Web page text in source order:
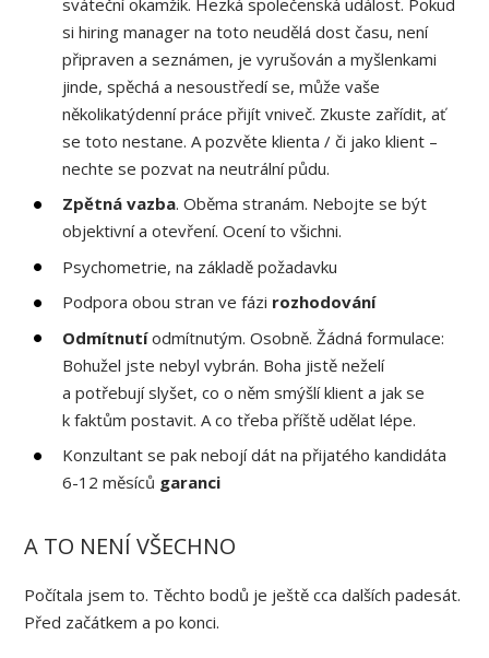
si hiring manager na toto neudělá dost času, není
připraven a seznámen, je vyrušován a myšlenkami
jinde, spěchá a nesoustředí se, může vaše
několikatýdenní práce přijít vniveč. Zkuste zařídit, ať
se toto nestane. A pozvěte klienta / či jako klient –
nechte se pozvat na neutrální půdu.
Zpětná vazba. Oběma stranám. Nebojte se být
objektivní a otevření. Ocení to všichni.
Psychometrie, na základě požadavku
Podpora obou stran ve fázi rozhodování
Odmítnutíodmítnutým. Osobně. Žádná formulace:
Bohužel jste nebyl vybrán. Boha jistě neželí
a potřebují slyšet, co o něm smýšlí klient a jak se
k faktům postavit. A co třeba příště udělat lépe.
Konzultant se pak nebojí dát na přijatého kandidáta
6-12 měsíců garanci
A TO NENÍ VŠECHNO
Počítala jsem to. Těchto bodů je ještě cca dalších padesát.
Před začátkem a po konci.